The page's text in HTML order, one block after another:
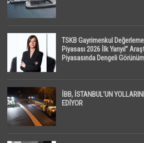
TSKB Gayrimenkul
Piyasası 2026 İlk Yarıyıl”
Piyasasında Dengeli
İBB, İSTANBUL’UN
EDİYOR